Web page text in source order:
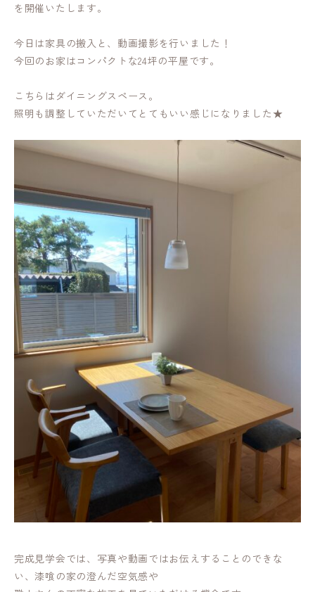
を開催いたします。
今日は家具の搬入と、動画撮影を行いました！
今回のお家はコンパクトな24坪の平屋です。
こちらはダイニングスペース。
照明も調整していただいてとてもいい感じになりました★
完成見学会では、写真や動画ではお伝えすることのできな
い、漆喰の家の澄んだ空気感や